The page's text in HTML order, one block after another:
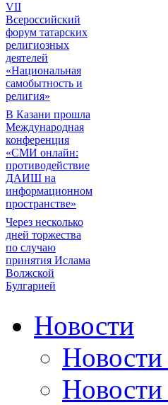
VII
Всероссийский
форум татарских
религиозных
деятелей
«Национальная
самобытность и
религия»
В Казани прошла
Международная
конференция
«СМИ онлайн:
противодействие
ДАИШ на
информационном
пространстве»
Через несколько
дней торжества
по случаю
принятия Ислама
Волжской
Булгарией
Новости